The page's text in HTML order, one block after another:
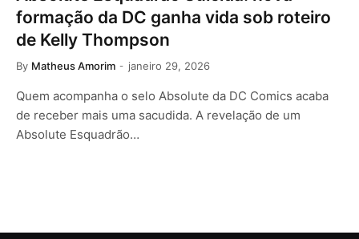
formação da DC ganha vida sob roteiro
de Kelly Thompson
By Matheus Amorim janeiro 29, 2026
Quem acompanha o selo Absolute da DC Comics acaba
de receber mais uma sacudida. A revelação de um
Absolute Esquadrão…